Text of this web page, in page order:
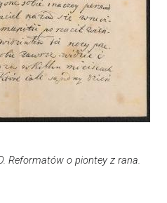
Reformatów o piontey z rana.